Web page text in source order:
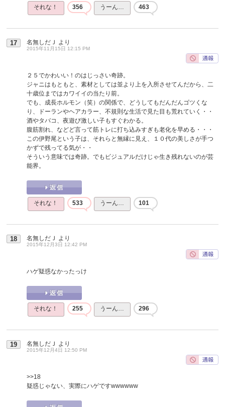
それな！ 356 うーん… 463
17 名無しだＪ より
2015年11月15日 12:15 PM
２５でかわいい！のはじっさい奇跡。
ジャニはもともと、素材としては並より上を入所させてんだから、二
十歳位まではカワイイの当たり前。
でも、成長ホルモン（笑）の関係で、どうしてもだんだんゴツくな
り、ドーランやヘアカラー、不規則な生活で見た目も荒れていく・・
酒やタバコ、夜遊び激しい子もすぐわかる。
腹筋割れ、などど言って筋トレに打ち込みすぎも老化を早める・・・
この伊野尾という子は、それらと無縁に見え、１０代の美しさが手つ
かずで残ってる気が・・
そういう意味では奇跡。でもビジュアルだけじゃ生き残れないのが芸
能界。
それな！ 533 うーん… 101
18 名無しだＪ より
2015年12月3日 12:42 PM
ハゲ疑惑なかったっけ
それな！ 255 うーん… 296
19 名無しだＪ より
2015年12月4日 12:50 PM
>>18
疑惑じゃない、実際にハゲですwwwwww